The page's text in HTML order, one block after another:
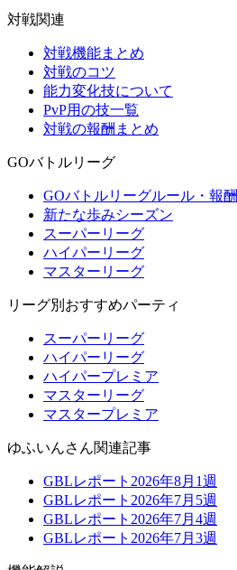
対戦関連
対戦機能まとめ
対戦のコツ
能力変化技について
PvP用の技一覧
対戦の報酬まとめ
GOバトルリーグ
GOバトルリーグルール・報酬
新たな歩みシーズン
スーパーリーグ
ハイパーリーグ
マスターリーグ
リーグ別おすすめパーティ
スーパーリーグ
ハイパーリーグ
ハイパープレミア
マスターリーグ
マスタープレミア
ゆふいんさん関連記事
GBLレポート2026年8月1週
GBLレポート2026年7月5週
GBLレポート2026年7月4週
GBLレポート2026年7月3週